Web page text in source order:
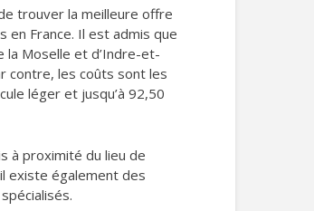
trouver la meilleure offre
en France. Il est admis que
la Moselle et d’Indre-et-
contre, les coûts sont les
léger et jusqu’à 92,50
à proximité du lieu de
existe également des